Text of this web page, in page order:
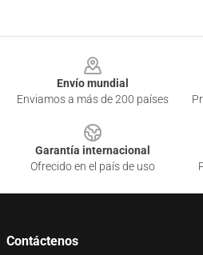
Envío mundial
Enviamos a más de 200 países
Garantía internacional
Ofrecido en el país de uso
Contáctenos